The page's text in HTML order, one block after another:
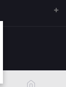
تسجيل الدخول